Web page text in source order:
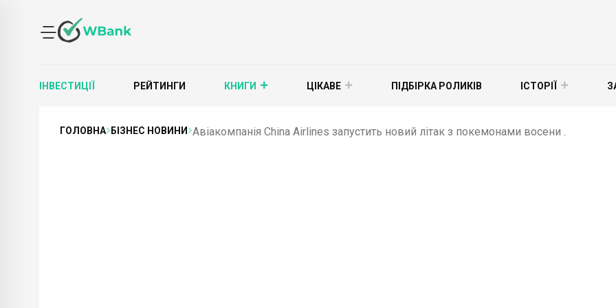
ІНВЕСТИЦІЇ РЕЙТИНГИ КНИГИ ЦІКАВЕ ПІДБІРКА РОЛИКІВ ІСТОРІЇ
ГОЛОВНА БІЗНЕС НОВИНИ Авіакомпанія China Airlines запустить новий літак з покемонами восени .